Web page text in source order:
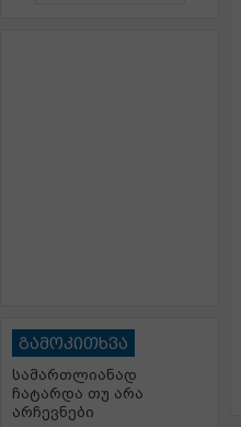
გამოკითხვა
სამართლიანად
ჩატარდა თუ არა
არჩევნები